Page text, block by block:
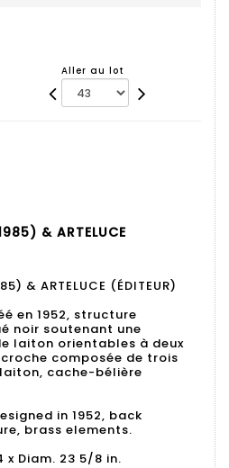
Aller au lot
& ARTELUCE
& ARTELUCE (ÉDITEUR)
en 1952, structure
noir soutenant une
laiton orientables à deux
composée de trois
cache-bélière
in 1952, back
brass elements.
x Diam. 23 5/8 in.